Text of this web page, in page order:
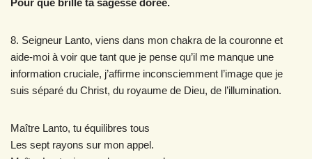
Pour que brille ta sagesse dorée.
8. Seigneur Lanto, viens dans mon chakra de la couronne et
aide-moi à voir que tant que je pense qu’il me manque une
information cruciale, j’affirme inconsciemment l’image que je
suis séparé du Christ, du royaume de Dieu, de l’illumination.
Maître Lanto, tu équilibres tous
Les sept rayons sur mon appel.